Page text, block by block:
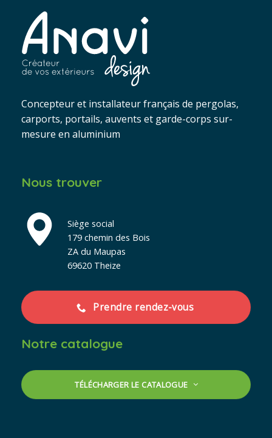
Concepteur et installateur français de pergolas,
carports, portails, auvents et garde-corps sur-
mesure en aluminium
Nous trouver
Siège social
179 chemin des Bois
ZA du Maupas
69620 Theize
Prendre rendez-vous
Notre catalogue
TÉLÉCHARGER LE CATALOGUE